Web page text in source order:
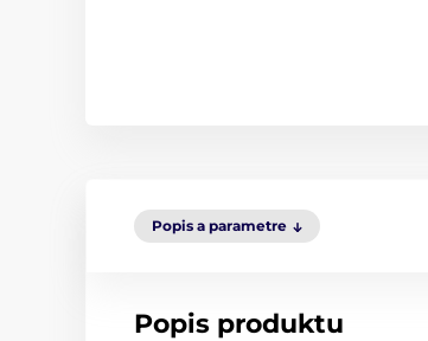
Popis a parametre
Popis produktu